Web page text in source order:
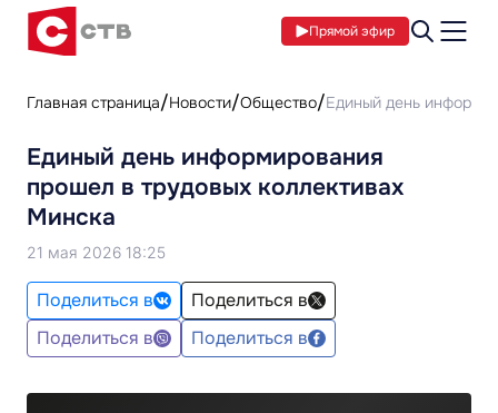
Прямой эфир
Главная страница Новости Общество Единый день
Единый день информирования
прошел в трудовых коллективах
Минска
21 мая 2026 18:25
Поделиться в
Поделиться в
Поделиться в
Поделиться в